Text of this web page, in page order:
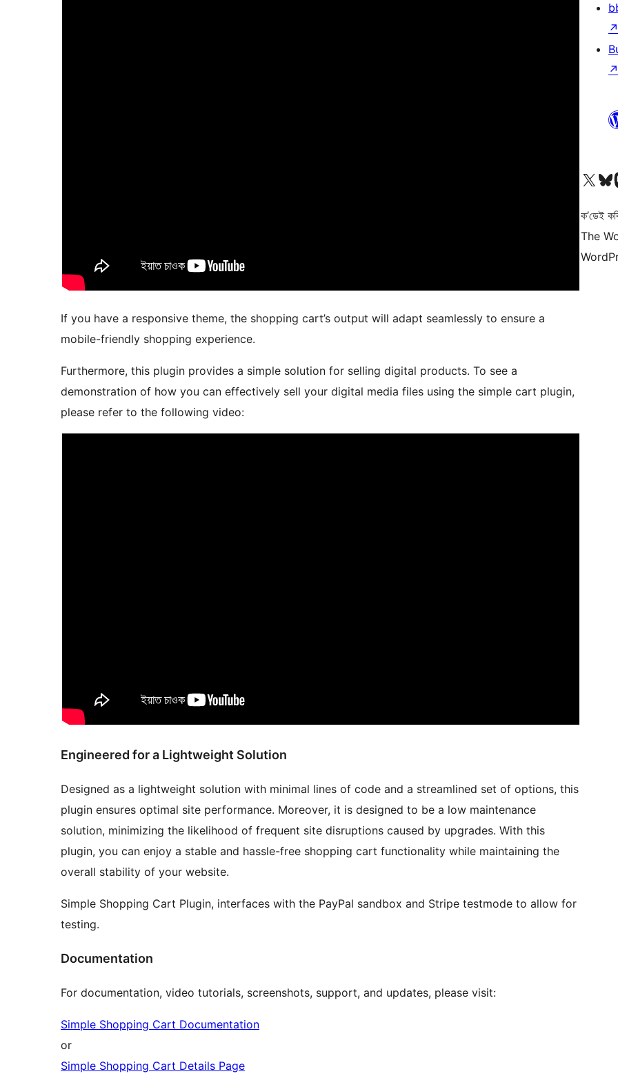
If you have a responsive theme, the shopping cart’s output will adapt seamlessly to ensure a
mobile-friendly shopping experience.
Furthermore, this plugin provides a simple solution for selling digital products. To see a
demonstration of how you can effectively sell your digital media files using the simple cart plugin,
please refer to the following video:
Engineered for a Lightweight Solution
Designed as a lightweight solution with minimal lines of code and a streamlined set of options, this
plugin ensures optimal site performance. Moreover, it is designed to be a low maintenance
solution, minimizing the likelihood of frequent site disruptions caused by upgrades. With this
plugin, you can enjoy a stable and hassle-free shopping cart functionality while maintaining the
overall stability of your website.
Simple Shopping Cart Plugin, interfaces with the PayPal sandbox and Stripe testmode to allow for
testing.
Documentation
For documentation, video tutorials, screenshots, support, and updates, please visit:
Simple Shopping Cart Documentation
or
Simple Shopping Cart Details Page
↗
↗
আমাৰ X (আগৰ Twitter) একাউণ্টলৈ যাওক
আমাৰ Bluesky
ক’ডেই
The